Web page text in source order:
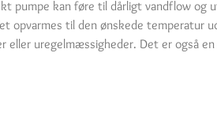
pumpe kan føre til dårligt vandflow
opvarmes til den ønskede temperatur
uregelmæssigheder. Det er også